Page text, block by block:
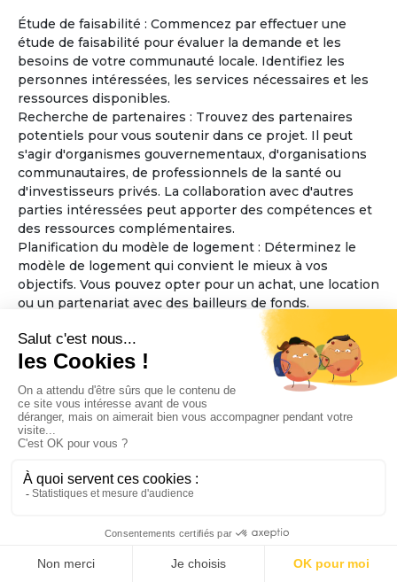
Étude de faisabilité : Commencez par effectuer une
étude de faisabilité pour évaluer la demande et les
besoins de votre communauté locale. Identifiez les
personnes intéressées, les services nécessaires et les
ressources disponibles.
Recherche de partenaires : Trouvez des partenaires
potentiels pour vous soutenir dans ce projet. Il peut
s'agir d'organismes gouvernementaux, d'organisations
communautaires, de professionnels de la santé ou
d'investisseurs privés. La collaboration avec d'autres
parties intéressées peut apporter des compétences et
des ressources complémentaires.
Planification du modèle de logement : Déterminez le
modèle de logement qui convient le mieux à vos
objectifs. Vous pouvez opter pour un achat, une location
ou un partenariat avec des bailleurs de fonds.
Considérez également la taille et l'aménagement des
espaces communs et des logements individuels, en
veillant à ce qu'ils soient accessibles aux personnes
Élaboration des règles de fonctionnement : Définissez
les règles de fonctionnement de la maison partagée,
telles que les responsabilités financières, les tâches
ménagères, la prise de décisions collectives et les
politiques d'admission. Assurez-vous que ces règles
favorisent l'inclusion, le respect mutuel et la sécurité
Sélection de l'emplacement : Trouvez un emplacement
de l'accessibilité aux services essentiels tels que les